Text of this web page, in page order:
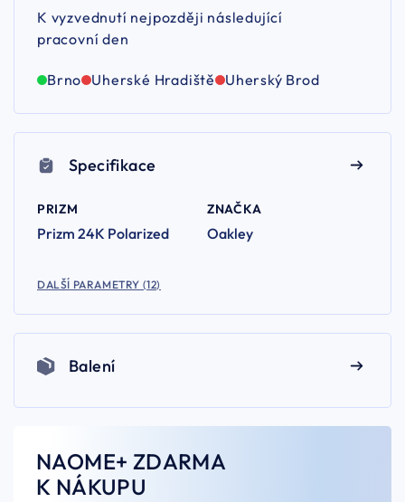
K vyzvednutí nejpozději následující
pracovní den
Brno Uherské Hradiště Uherský Brod
Specifikace
PRIZM
Prizm 24K Polarized
ZNAČKA
Oakley
DALŠÍ PARAMETRY (12)
Balení
NAOME+ ZDARMA
K NÁKUPU